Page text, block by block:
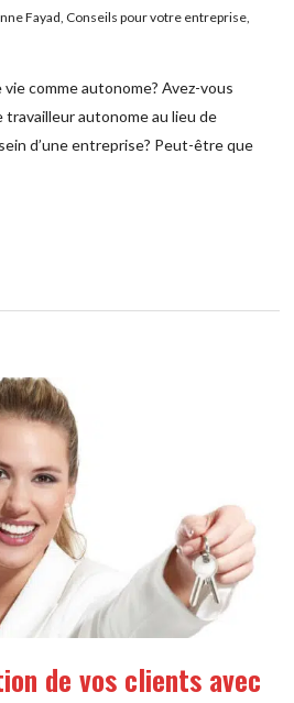
Fayad Conseils pour votre entreprise
comme autonome? Avez-vous
travailleur autonome au lieu de
d’une entreprise? Peut-être que
de vos clients avec